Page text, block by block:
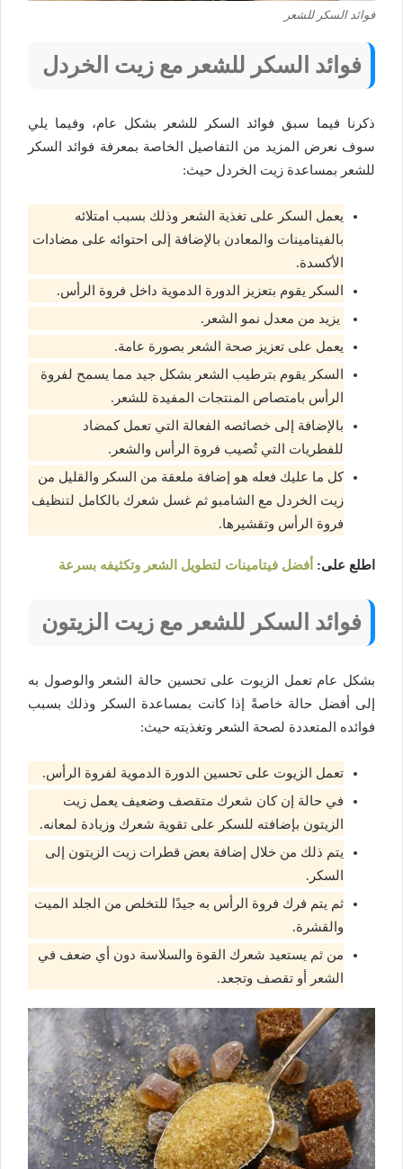
فوائد السكر للشعر
فوائد السكر للشعر مع زيت الخردل
ذكرنا فيما سبق فوائد السكر للشعر بشكل عام، وفيما يلي
سوف نعرض المزيد من التفاصيل الخاصة بمعرفة فوائد السكر
للشعر بمساعدة زيت الخردل حيث:
يعمل السكر على تغذية الشعر وذلك بسبب امتلائه
بالفيتامينات والمعادن بالإضافة إلى احتوائه على مضادات
الأكسدة.
السكر يقوم بتعزيز الدورة الدموية داخل فروة الرأس.
يزيد من معدل نمو الشعر.
يعمل على تعزيز صحة الشعر بصورة عامة.
السكر يقوم بترطيب الشعر بشكل جيد مما يسمح لفروة
الرأس بامتصاص المنتجات المفيدة للشعر.
بالإضافة إلى خصائصه الفعالة التي تعمل كمضاد
للفطريات التي تُصيب فروة الرأس والشعر.
كل ما عليك فعله هو إضافة ملعقة من السكر والقليل من
زيت الخردل مع الشامبو ثم غسل شعرك بالكامل لتنظيف
فروة الرأس وتقشيرها.
اطلع على: أفضل فيتامينات لتطويل الشعر وتكثيفه بسرعة
فوائد السكر للشعر مع زيت الزيتون
بشكل عام تعمل الزيوت على تحسين حالة الشعر والوصول به
إلى أفضل حالة خاصةً إذا كانت بمساعدة السكر وذلك بسبب
فوائده المتعددة لصحة الشعر وتغذيته حيث:
تعمل الزيوت على تحسين الدورة الدموية لفروة الرأس.
في حالة إن كان شعرك متقصف وضعيف يعمل زيت
الزيتون بإضافته للسكر على تقوية شعرك وزيادة لمعانه.
يتم ذلك من خلال إضافة بعض قطرات زيت الزيتون إلى
السكر.
ثم يتم فرك فروة الرأس به جيدًا للتخلص من الجلد الميت
والقشرة.
من ثم يستعيد شعرك القوة والسلاسة دون أي ضعف في
الشعر أو تقصف وتجعد.